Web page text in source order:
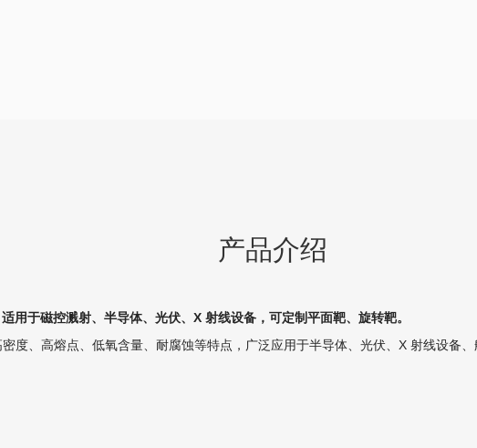
产品介绍
用于磁控溅射、半导体、光伏、X 射线设备，可定制平面靶、旋转靶。
度、高熔点、低氧含量、耐腐蚀等特点，广泛应用于半导体、光伏、X 射线设备